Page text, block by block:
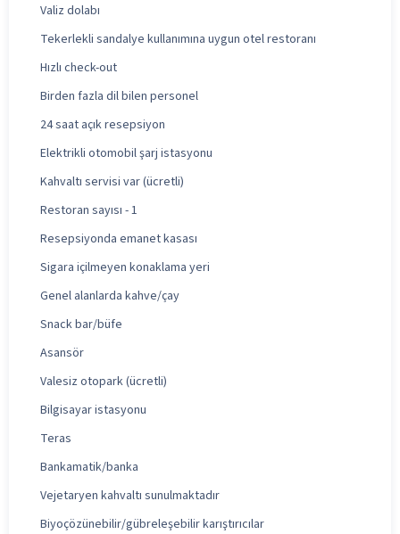
Valiz dolabı
Tekerlekli sandalye kullanımına uygun otel restoranı
Hızlı check-out
Birden fazla dil bilen personel
24 saat açık resepsiyon
Elektrikli otomobil şarj istasyonu
Kahvaltı servisi var (ücretli)
Restoran sayısı - 1
Resepsiyonda emanet kasası
Sigara içilmeyen konaklama yeri
Genel alanlarda kahve/çay
Snack bar/büfe
Asansör
Valesiz otopark (ücretli)
Bilgisayar istasyonu
Teras
Bankamatik/banka
Vejetaryen kahvaltı sunulmaktadır
Biyoçözünebilir/gübreleşebilir karıştırıcılar